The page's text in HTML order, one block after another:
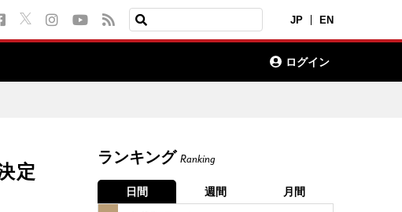
JP EN
ログイン
定
ランキング Ranking
日間 週間 月間